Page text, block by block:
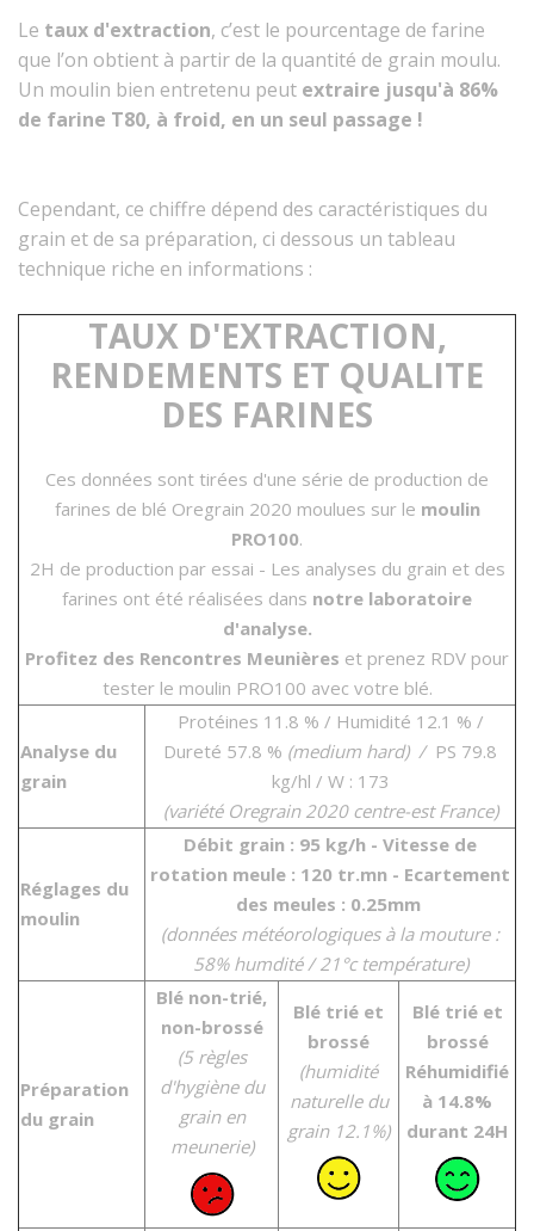
Le taux d'extraction, c’est le pourcentage de farine
que l’on obtient à partir de la quantité de grain moulu.
Un moulin bien entretenu peut extraire jusqu'à 86%
de farine T80, à froid, en un seul passage !
Cependant, ce chiffre dépend des caractéristiques du
grain et de sa préparation, ci dessous un tableau
technique riche en informations :
TAUX D'EXTRACTION,
RENDEMENTS ET QUALITE
DES FARINES
Ces données sont tirées d'une série de production de
farines de blé Oregrain 2020 moulues sur le moulin
PRO100.
2H de production par essai - Les analyses du grain et des
farines ont été réalisées dans notre laboratoire
d'analyse.
Profitez des Rencontres Meunières et prenez RDV pour
tester le moulin PRO100 avec votre blé.
Analyse du
grain
Protéines 11.8 % / Humidité 12.1 % /
Dureté 57.8 % (medium hard) / PS 79.8
kg/hl / W : 173
(variété Oregrain 2020 centre-est France)
Réglages du
moulin
Débit grain : 95 kg/h - Vitesse de
rotation meule : 120 tr.mn - Ecartement
des meules : 0.25mm
(données météorologiques à la mouture :
58% humdité / 21°c température)
Préparation
du grain
Blé non-trié,
non-brossé
(5 règles
d'hygiène du
grain en
meunerie)
Blé trié et
brossé
(humidité
naturelle du
grain 12.1%)
Blé trié et
brossé
Réhumidifié
à 14.8%
durant 24H